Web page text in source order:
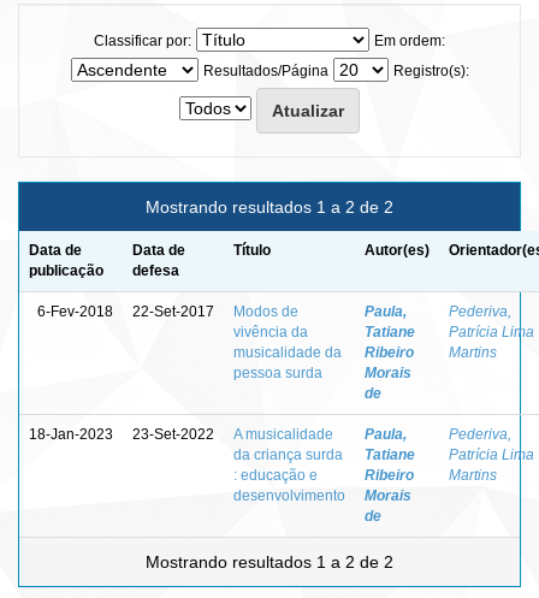
Classificar por:
Em ordem:
Resultados/Página
Registro(s):
Mostrando resultados 1 a 2 de 2
Data de
publicação
Data de
defesa
Título Autor(es)
6-Fev-2018 22-Set-2017
Modos de
vivência da
musicalidade da
pessoa surda
Paula,
Tatiane
Ribeiro
Morais
de
Pederiva,
Patrícia Lima
Martins
18-Jan-2023 23-Set-2022
A musicalidade
da criança surda
: educação e
desenvolvimento
Paula,
Tatiane
Ribeiro
Morais
de
Pederiva,
Patrícia Lima
Martins
Mostrando resultados 1 a 2 de 2